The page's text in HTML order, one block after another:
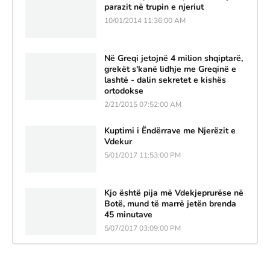
parazit në trupin e njeriut
10/01/2014 11:36:00 AM
Në Greqi jetojnë 4 milion shqiptarë,
grekët s'kanë lidhje me Greqinë e
lashtë - dalin sekretet e kishës
ortodokse
2/21/2015 07:52:00 AM
Kuptimi i Ëndërrave me Njerëzit e
Vdekur
5/01/2017 11:53:00 PM
Kjo është pija më Vdekjeprurëse në
Botë, mund të marrë jetën brenda
45 minutave
5/07/2017 03:09:00 PM